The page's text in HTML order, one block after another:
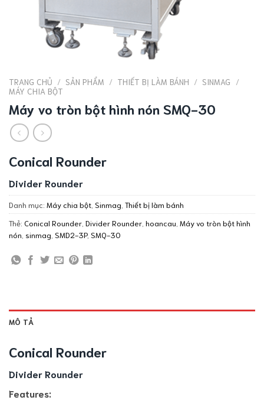
TRANG CHỦ / SẢN PHẨM / THIẾT BỊ LÀM BÁNH / SINMAG
/
MÁY CHIA BỘT
Máy vo tròn bột hình nón SMQ-30
Conical Rounder
Divider Rounder
Danh mục: Máy chia bột Sinmag Thiết bị làm bánh
Thẻ: Conical Rounder Divider Rounder hoancau Máy vo tròn bột hình
nón sinmag SMD2-3P, SMQ-30
MÔ TẢ
Conical Rounder
Divider Rounder
Features: